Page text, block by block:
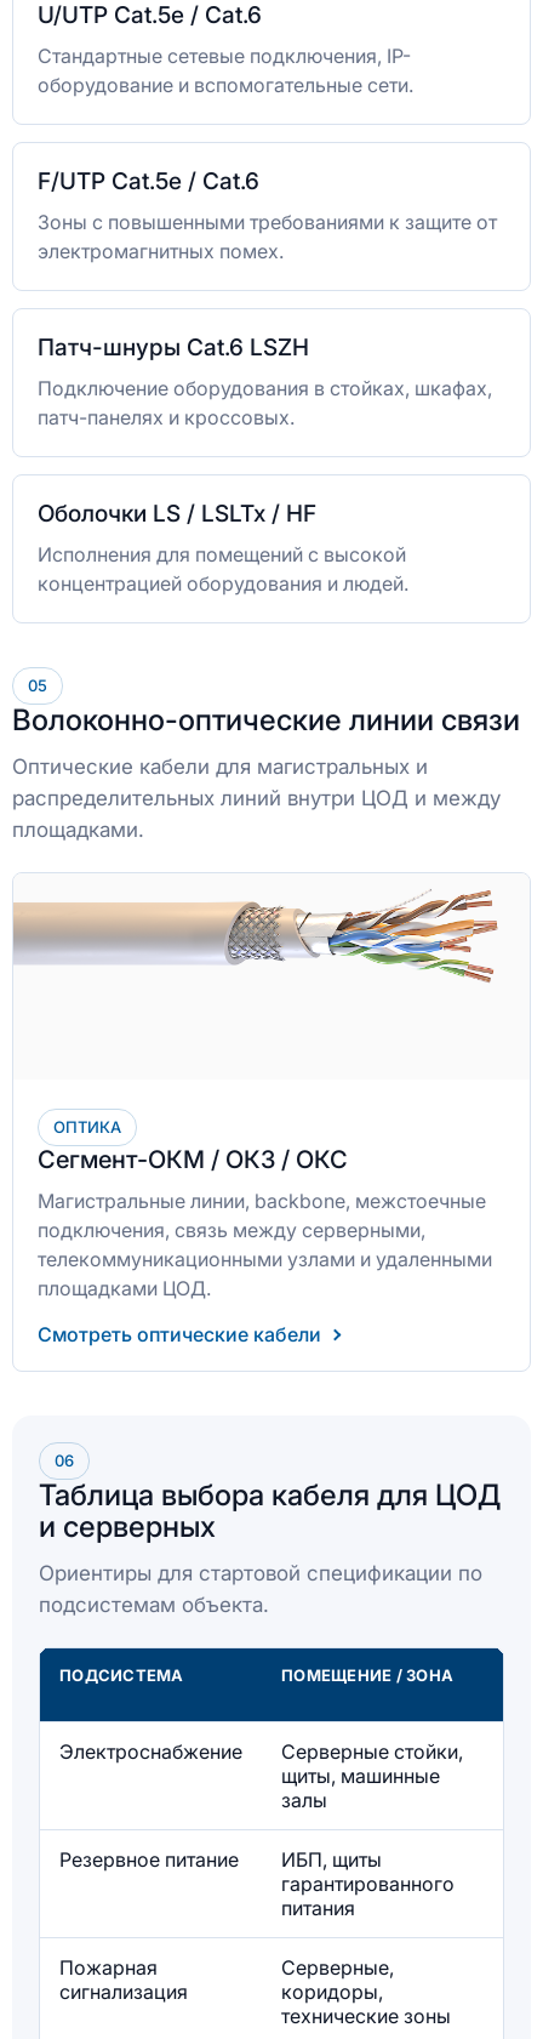
U/UTP Cat.5e / Cat.6
Стандартные сетевые подключения, IP-
оборудование и вспомогательные сети.
F/UTP Cat.5e / Cat.6
Зоны с повышенными требованиями к защите от
электромагнитных помех.
Патч-шнуры Cat.6 LSZH
Подключение оборудования в стойках, шкафах,
патч-панелях и кроссовых.
Оболочки LS / LSLTx / HF
Исполнения для помещений с высокой
концентрацией оборудования и людей.
05
Волоконно-оптические линии связи
Оптические кабели для магистральных и
распределительных линий внутри ЦОД и между
площадками.
ОПТИКА
Сегмент-ОКМ / ОКЗ / ОКС
Магистральные линии, backbone, межстоечные
подключения, связь между серверными,
телекоммуникационными узлами и удаленными
площадками ЦОД.
Смотреть оптические кабели
06
Таблица выбора кабеля для ЦОД
и серверных
Ориентиры для стартовой спецификации по
подсистемам объекта.
ПОДСИСТЕМА ПОМЕЩЕНИЕ / ЗОНА
Электроснабжение
Серверные стойки,
щиты, машинные
залы
Резервное питание
ИБП, щиты
гарантированного
питания
Пожарная
сигнализация
Серверные,
коридоры,
технические зоны